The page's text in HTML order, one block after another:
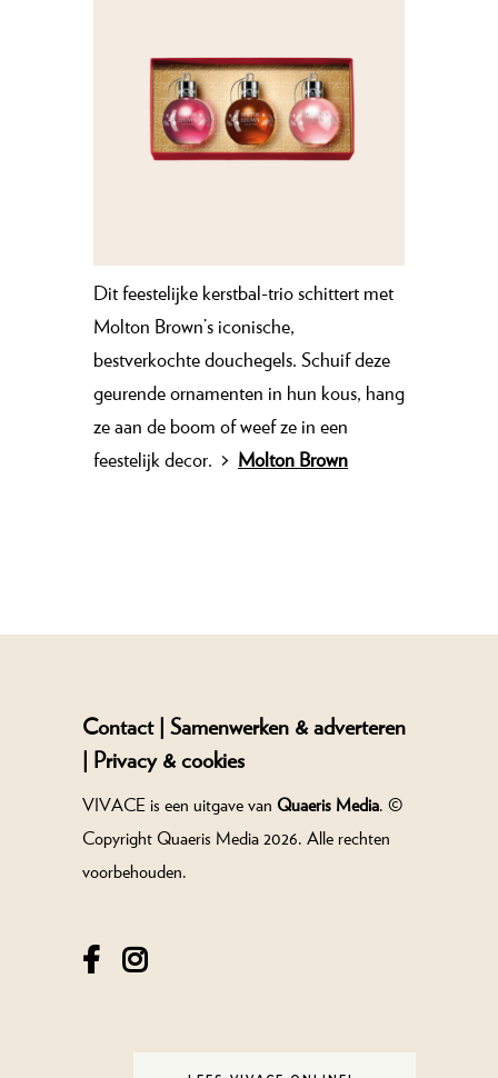
Dit feestelijke kerstbal-trio schittert met
Molton Brown’s iconische,
bestverkochte douchegels. Schuif deze
geurende ornamenten in hun kous, hang
ze aan de boom of weef ze in een
feestelijk decor. > Molton Brown
Contact | Samenwerken & adverteren
| Privacy & cookies
VIVACE is een uitgave van Quaeris Media. ©
Copyright Quaeris Media 2026. Alle rechten
voorbehouden.